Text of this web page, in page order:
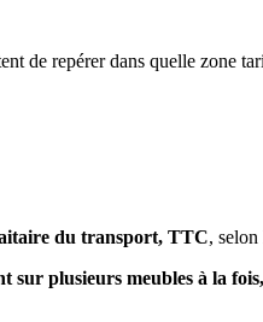
de repérer dans quelle zone
du transport, TTC,
sur plusieurs meubles à la